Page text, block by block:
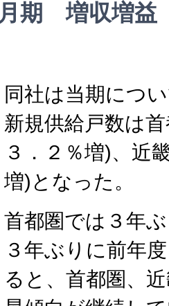
月期 増収増益
同社は当期につ
新規供給戸数は
３．２％増)、近
増)となった。
首都圏では３年
３年ぶりに前年
ると、首都圏、